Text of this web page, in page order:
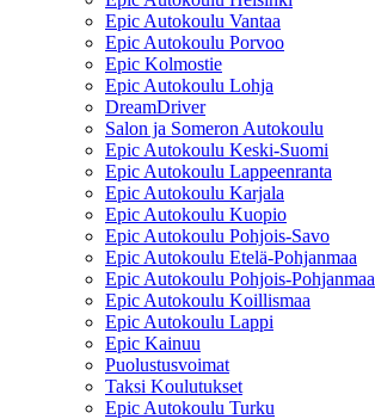
Epic Autokoulu Vantaa
Epic Autokoulu Porvoo
Epic Kolmostie
Epic Autokoulu Lohja
DreamDriver
Salon ja Someron Autokoulu
Epic Autokoulu Keski-Suomi
Epic Autokoulu Lappeenranta
Epic Autokoulu Karjala
Epic Autokoulu Kuopio
Epic Autokoulu Pohjois-Savo
Epic Autokoulu Etelä-Pohjanmaa
Epic Autokoulu Pohjois-Pohjanmaa
Epic Autokoulu Koillismaa
Epic Autokoulu Lappi
Epic Kainuu
Puolustusvoimat
Taksi Koulutukset
Epic Autokoulu Turku